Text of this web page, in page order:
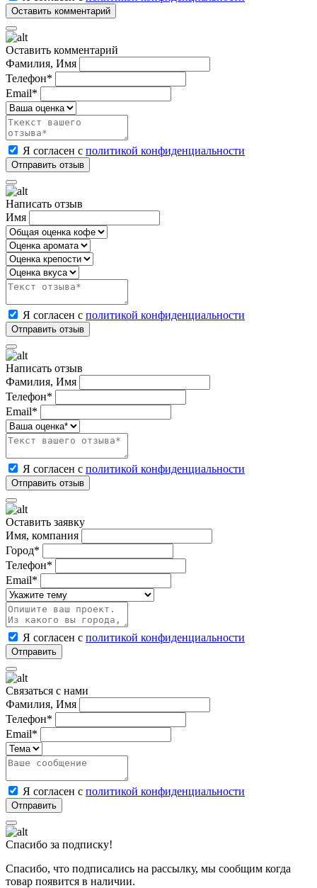
Оставить комментарий
Фамилия, Имя
Телефон*
Email*
Я согласен с политикой конфиденциальности
Написать отзыв
Имя
Я согласен с политикой конфиденциальности
Написать отзыв
Фамилия, Имя
Телефон*
Email*
Я согласен с политикой конфиденциальности
Оставить заявку
Имя, компания
Город*
Телефон*
Email*
Я согласен с политикой конфиденциальности
Связаться с нами
Фамилия, Имя
Телефон*
Email*
Я согласен с политикой конфиденциальности
Спасибо за подписку!
Спасибо, что подписались на рассылку, мы сообщим когда
товар появится в наличии.